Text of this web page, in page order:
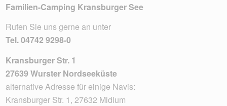
Familien-Camping Kransburger See
Rufen Sie uns gerne an unter
Tel.04742 9298-0
Kransburger Str. 1
27639 Wurster Nordseeküste
alternative Adresse für einige Navis:
Kransburger Str. 1, 27632 Midlum